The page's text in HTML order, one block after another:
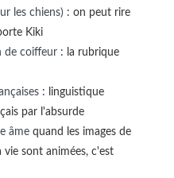
les chiens): on peut rire
Kiki
de coiffeur: la rubrique
: linguistique
par l'absurde
âmequand les images de
vie sont animées, c'est